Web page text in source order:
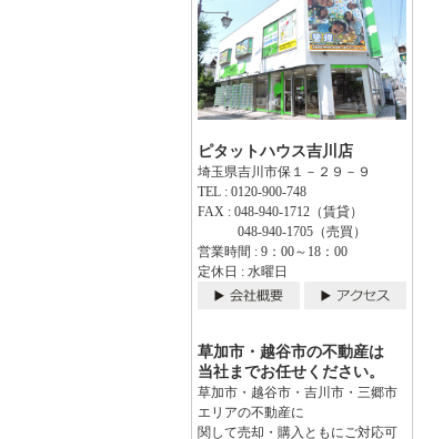
ピタットハウス吉川店
埼玉県吉川市保１－２９－９
TEL : 0120-900-748
FAX : 048-940-1712（賃貸）
048-940-1705（売買）
営業時間 : 9：00～18：00
定休日 : 水曜日
草加市・越谷市の不動産は
当社までお任せください。
草加市・越谷市・吉川市・三郷市
エリアの不動産に
関して売却・購入ともにご対応可